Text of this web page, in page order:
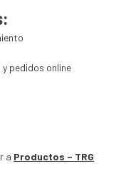
pedidos online
a Productos – TRG